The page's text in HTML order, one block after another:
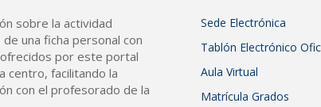
sobre la actividad
una ficha personal con
por este portal
centro, facilitando la
con el profesorado de la
Sede Electrónica
Tablón Electrónico
Aula Virtual
Matrícula Grados